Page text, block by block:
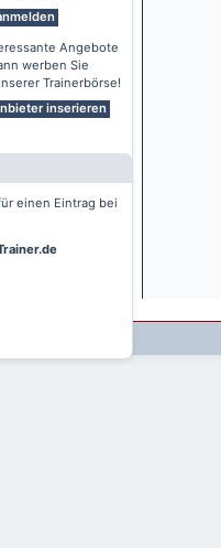
Angebote
werben Sie
Trainerbörse!
inserieren
einen Eintrag bei